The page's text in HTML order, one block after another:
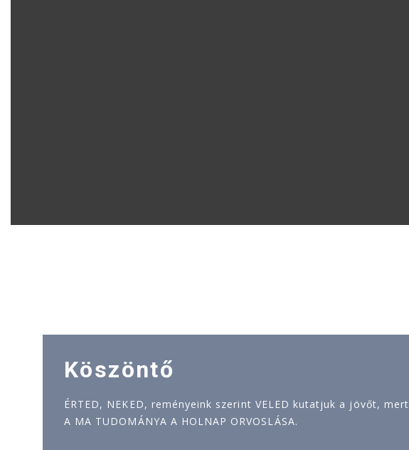
Köszöntő
ÉRTED, NEKED, reményeink szerint VELED kutatjuk a jövőt, mert
A MA TUDOMÁNYA A HOLNAP ORVOSLÁSA.